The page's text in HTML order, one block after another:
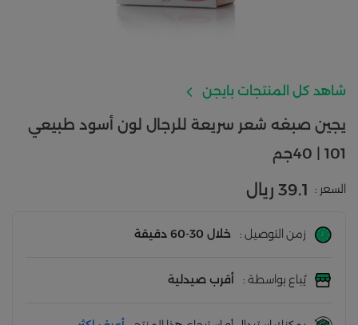
شاهد كل المنتجات بايجن
يجين صبغه شعر سريعة للرجال لون أسود طبيعي
101 | 40جم
السعر : 39.1 ريال
زمن التوصيل : خلال 30-60 دقيقة
يُباع بواسطة : أقرب صيدلية